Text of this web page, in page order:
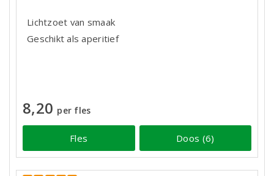
Lichtzoet van smaak
Geschikt als aperitief
8,20 per fles
Fles Doos (6)